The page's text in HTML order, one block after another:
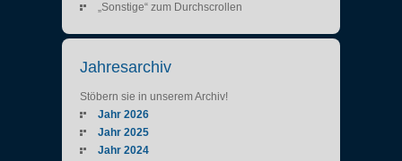
„Sonstige“ zum Durchscrollen
Jahresarchiv
Stöbern sie in unserem Archiv!
Jahr 2026
Jahr 2025
Jahr 2024